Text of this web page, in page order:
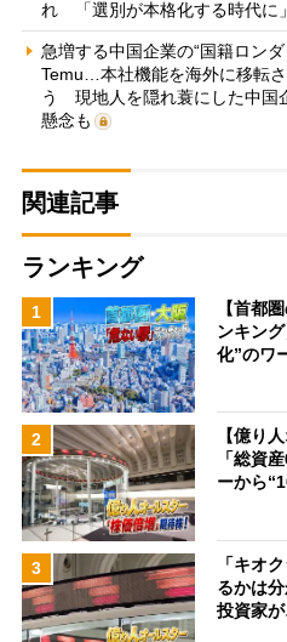
れ 「選別が本格化する時代に」
急増する中国企業の“国籍ロン
Temu…本社機能を海外に移転
う 現地人を隠れ蓑にした中国
懸念も
関連記事
ランキング
1
【首都
ンキン
化”のワ
2
【億り
「総資
ーから
3
「キオ
るかは
投資家